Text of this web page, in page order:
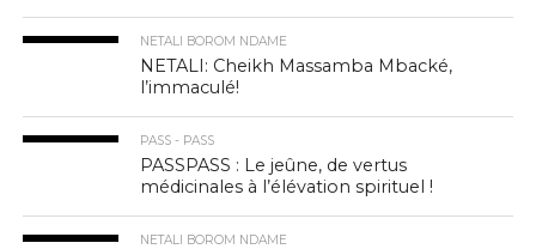
NETALI BOROM NDAME
NETALI: Cheikh Massamba Mbacké,
l’immaculé!
PASS - PASS
PASSPASS : Le jeûne, de vertus
médicinales à l’élévation spirituel !
NETALI BOROM NDAME